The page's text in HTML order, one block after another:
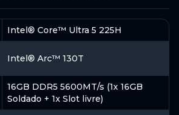
ACESSAR
Intel® Core™ Ultra 5 225H
Intel® Arc™ 130T
16GB DDR5 5600MT/s (1x 16GB
Soldado + 1x Slot livre)